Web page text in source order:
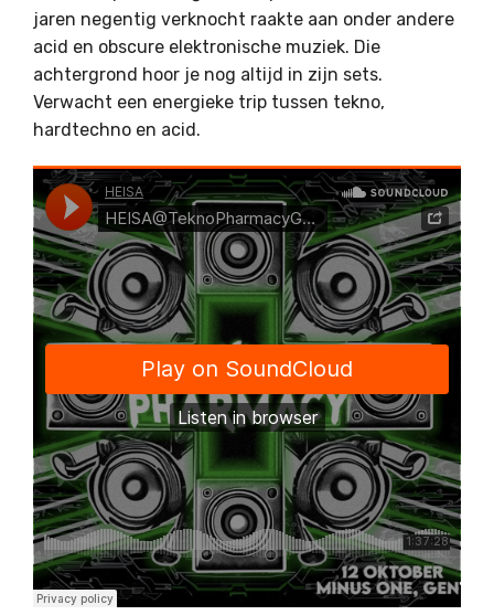
jaren negentig verknocht raakte aan onder andere
acid en obscure elektronische muziek. Die
achtergrond hoor je nog altijd in zijn sets.
Verwacht een energieke trip tussen tekno,
hardtechno en acid.